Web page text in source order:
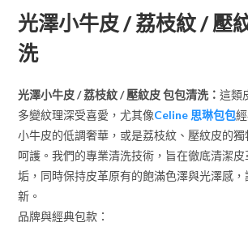
光澤小牛皮 / 荔枝紋 / 壓
洗
光澤小牛皮 / 荔枝紋 / 壓紋皮 包包清洗：這類
多變紋理深受喜愛，尤其像Celine 思琳包包
小牛皮的低調奢華，或是荔枝紋、壓紋皮的
呵護。我們的專業清洗技術，旨在徹底清潔
垢，同時保持皮革原有的飽滿色澤與光澤感
新。
品牌與經典包款：